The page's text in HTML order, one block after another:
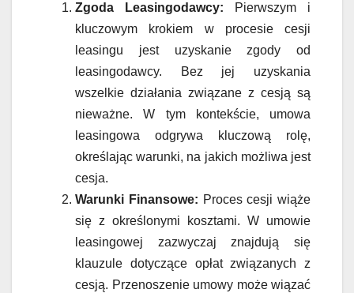
Zgoda Leasingodawcy: Pierwszym i
kluczowym krokiem w procesie cesji
leasingu jest uzyskanie zgody od
leasingodawcy. Bez jej uzyskania
wszelkie działania związane z cesją są
nieważne. W tym kontekście, umowa
leasingowa odgrywa kluczową rolę,
określając warunki, na jakich możliwa jest
cesja.
Warunki Finansowe: Proces cesji wiąże
się z określonymi kosztami. W umowie
leasingowej zazwyczaj znajdują się
klauzule dotyczące opłat związanych z
cesją. Przenoszenie umowy może wiązać